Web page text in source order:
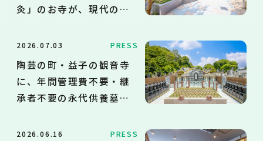
灸」のお寺が、現代のお
養墓・樹木葬を新設
2026.07.03 PRESS
陶芸の町・益子の観音寺
に、年間管理費不要・継
承者不要の永代供養墓・
2026.06.16 PRESS